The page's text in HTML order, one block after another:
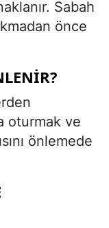
Sabah
önce
oturmak ve
önlemede